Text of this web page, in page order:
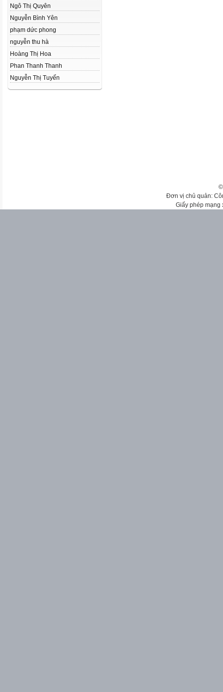
Ngô Thị Quyên
Nguyễn Bình Yên
phạm dức phong
nguyễn thu hà
Hoàng Thị Hoa
Phan Thanh Thanh
Nguyễn Thị Tuyến
Đơn vị chủ quản:
Giấy phép mạng